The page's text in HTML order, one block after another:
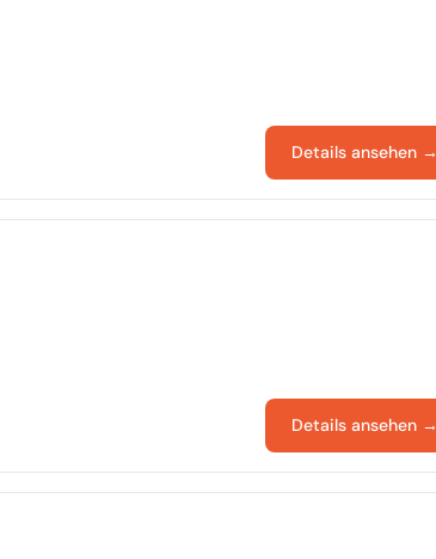
Details ansehen →
Details ansehen →